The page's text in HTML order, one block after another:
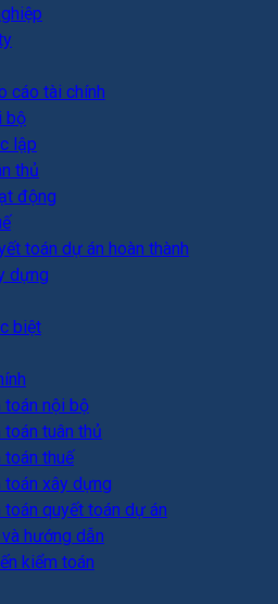
cáo tài chính
bộ
lập
thủ
động
toán dự án hoàn thành
dựng
biệt
toán nội bộ
tuân thủ
toán thuế
toán xây dựng
toán quyết toán dự án
hướng dẫn
kiểm toán